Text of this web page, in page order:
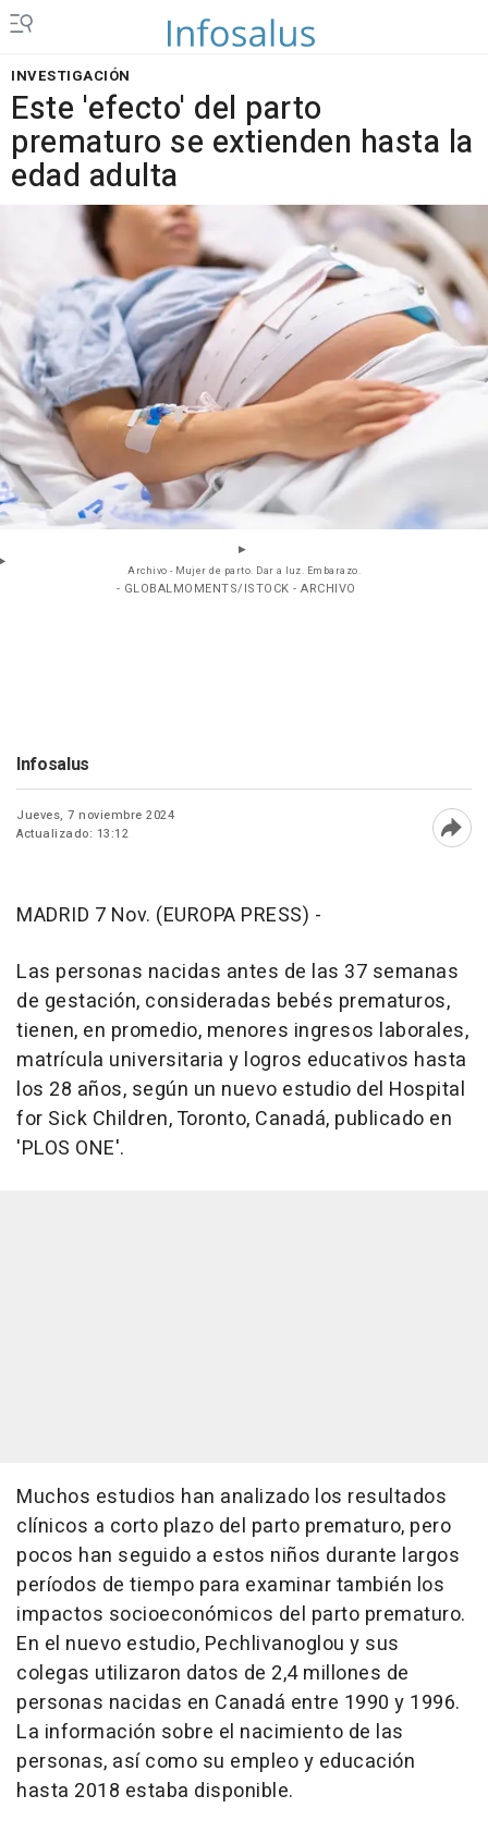
INVESTIGACIÓN
Este 'efecto' del parto
prematuro se extienden hasta la
edad adulta
Archivo - Mujer de parto. Dar a luz. Embarazo.
- GLOBALMOMENTS/ISTOCK - ARCHIVO
Infosalus
Jueves, 7 noviembre 2024
Actualizado: 13:12
MADRID 7 Nov. (EUROPA PRESS) -
Las personas nacidas antes de las 37 semanas
de gestación, consideradas bebés prematuros,
tienen, en promedio, menores ingresos laborales,
matrícula universitaria y logros educativos hasta
los 28 años, según un nuevo estudio del Hospital
for Sick Children, Toronto, Canadá, publicado en
'PLOS ONE'.
Muchos estudios han analizado los resultados
clínicos a corto plazo del parto prematuro, pero
pocos han seguido a estos niños durante largos
períodos de tiempo para examinar también los
impactos socioeconómicos del parto prematuro.
En el nuevo estudio, Pechlivanoglou y sus
colegas utilizaron datos de 2,4 millones de
personas nacidas en Canadá entre 1990 y 1996.
La información sobre el nacimiento de las
personas, así como su empleo y educación
hasta 2018 estaba disponible.